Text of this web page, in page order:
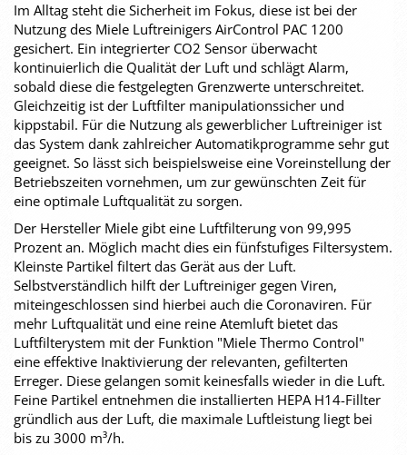
Im Alltag steht die Sicherheit im Fokus, diese ist bei der
Nutzung des Miele Luftreinigers AirControl PAC 1200
gesichert. Ein integrierter CO2 Sensor überwacht
kontinuierlich die Qualität der Luft und schlägt Alarm,
sobald diese die festgelegten Grenzwerte unterschreitet.
Gleichzeitig ist der Luftfilter manipulationssicher und
kippstabil. Für die Nutzung als gewerblicher Luftreiniger ist
das System dank zahlreicher Automatikprogramme sehr gut
geeignet. So lässt sich beispielsweise eine Voreinstellung der
Betriebszeiten vornehmen, um zur gewünschten Zeit für
eine optimale Luftqualität zu sorgen.
Der Hersteller Miele gibt eine Luftfilterung von 99,995
Prozent an. Möglich macht dies ein fünfstufiges Filtersystem.
Kleinste Partikel filtert das Gerät aus der Luft.
Selbstverständlich hilft der Luftreiniger gegen Viren,
miteingeschlossen sind hierbei auch die Coronaviren. Für
mehr Luftqualität und eine reine Atemluft bietet das
Luftfilterystem mit der Funktion "Miele Thermo Control"
eine effektive Inaktivierung der relevanten, gefilterten
Erreger. Diese gelangen somit keinesfalls wieder in die Luft.
Feine Partikel entnehmen die installierten HEPA H14-Fillter
gründlich aus der Luft, die maximale Luftleistung liegt bei
bis zu 3000 m³/h.